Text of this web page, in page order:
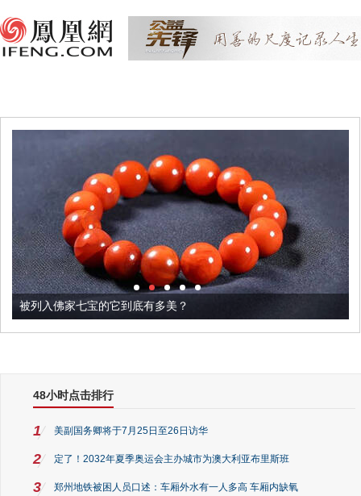
被列入佛家七宝的它到底有多美？
48小时点击排行
1 美副国务卿将于7月25日至26日访华
2 定了！2032年夏季奥运会主办城市为澳大利亚布里斯班
3 郑州地铁被困人员口述：车厢外水有一人多高 车厢内缺氧